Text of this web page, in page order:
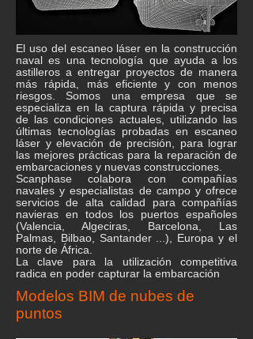
El uso del escaneo láser en la construcción
naval es una tecnología que ayuda a los
astilleros a entregar proyectos de manera
más rápida, más eficiente y con menos
riesgos. Somos una empresa que se
especializa en la captura rápida y precisa
de las condiciones actuales, utilizando las
últimas tecnologías probadas en escaneo
láser y elevación de precisión, para lograr
las mejores prácticas para la reparación de
embarcaciones y nuevas construcciones.
Scanphase colabora con compañías
navales y especialistas de campo y ofrece
servicios de alta calidad para compañías
navieras en todos los puertos españoles
(Valencia, Algeciras, Barcelona, Las
Palmas, Bilbao, Santander ...), Europa y el
norte de África.
La clave para la utilización competitiva
radica en poder capturar la embarcación
Modelos BIM de nubes de
puntos